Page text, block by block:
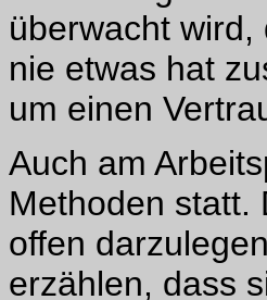
überwacht
nie etwas hat
um einen
Auch am
Methoden statt.
offen
erzählen, dass